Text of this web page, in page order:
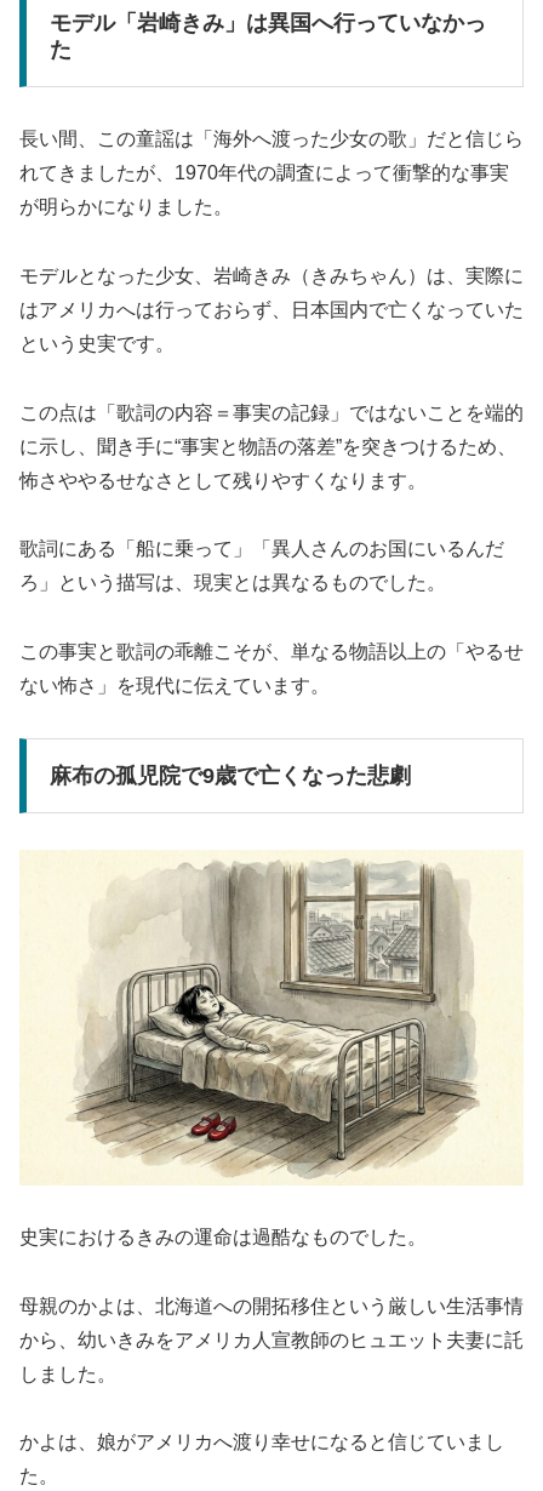
モデル「岩崎きみ」は異国へ行っていなかっ
た
長い間、この童謡は「海外へ渡った少女の歌」だと信じら
れてきましたが、1970年代の調査によって衝撃的な事実
が明らかになりました。
モデルとなった少女、岩崎きみ（きみちゃん）は、実際に
はアメリカへは行っておらず、日本国内で亡くなっていた
という史実です。
この点は「歌詞の内容＝事実の記録」ではないことを端的
に示し、聞き手に“事実と物語の落差”を突きつけるため、
怖さややるせなさとして残りやすくなります。
歌詞にある「船に乗って」「異人さんのお国にいるんだ
ろ」という描写は、現実とは異なるものでした。
この事実と歌詞の乖離こそが、単なる物語以上の「やるせ
ない怖さ」を現代に伝えています。
麻布の孤児院で9歳で亡くなった悲劇
史実におけるきみの運命は過酷なものでした。
母親のかよは、北海道への開拓移住という厳しい生活事情
から、幼いきみをアメリカ人宣教師のヒュエット夫妻に託
しました。
かよは、娘がアメリカへ渡り幸せになると信じていまし
た。